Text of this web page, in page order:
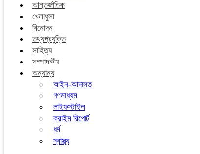
আন্তর্জাতিক
খেলাধুলা
বিনোদন
তথ্যপ্রযুক্তি
সাহিত্য
সম্পাদকীয়
অন্যান্য
আইন-আদালত
গণমাধ্যম
লাইফস্টাইল
ক্রাইম রিপোর্ট
ধর্ম
স্বাস্থ্য